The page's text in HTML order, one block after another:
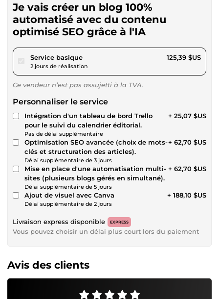
Je vais créer un blog 100%
automatisé avec du contenu
optimisé SEO grâce à l'IA
Service basiquepour 115,57 $US
2 jours de réalisation
125,39 $US
Ce vendeur n’est pas assujetti à la TVA.
Personnaliser le service
Intégration d'un tableau de bord Trello
pour le suivi du calendrier éditorial.
Pas de délai supplémentaire
+ 25,07 $US
Optimisation SEO avancée (choix de mots-
clés et structuration des articles).
Délai supplémentaire de 3 jours
+ 62,70 $US
Mise en place d'une automatisation multi-
sites (plusieurs blogs gérés en simultané).
Délai supplémentaire de 5 jours
+ 62,70 $US
Ajout de visuel avec Canva
Délai supplémentaire de 2 jours
+ 188,10 $US
Livraison express disponible EXPRESS
Vous pouvez choisir un délai plus court lors du paiement
Avis des clients